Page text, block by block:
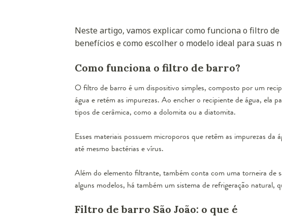
Neste artigo, vamos explicar como funciona o filtro
benefícios e como escolher o modelo ideal para suas
Como funciona o filtro de barro?
O filtro de barro é um dispositivo simples, composto por um
água e retém as impurezas. Ao encher o recipiente de água, ela
tipos de cerâmica, como a dolomita ou a diatomita.
Esses materiais possuem microporos que retêm as impurezas
até mesmo bactérias e vírus.
Além do elemento filtrante, também conta com uma torneira de
alguns modelos, há também um sistema de refrigeração natural,
Filtro de barro São João: o que é